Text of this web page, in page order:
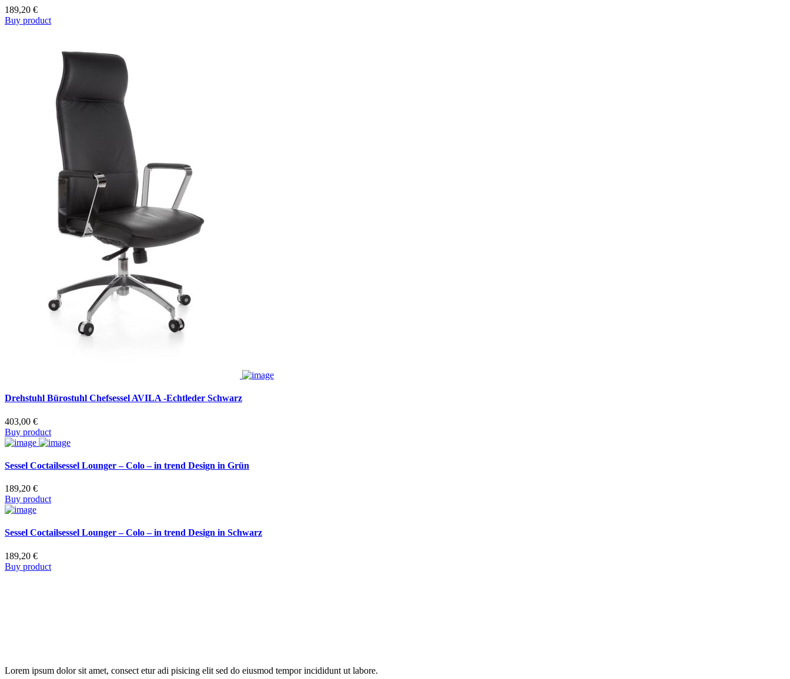
189,20 €
Buy product
Drehstuhl Bürostuhl Chefsessel AVILA -Echtleder Schwarz
403,00 €
Buy product
Sessel Coctailsessel Lounger – Colo – in trend Design in Grün
189,20 €
Buy product
Sessel Coctailsessel Lounger – Colo – in trend Design in Schwarz
189,20 €
Buy product
Lorem ipsum dolor sit amet, consect etur adi pisicing elit sed do eiusmod tempor incididunt ut labore.